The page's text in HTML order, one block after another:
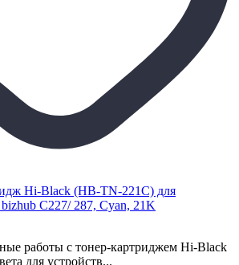
работы с тонер-картриджем Hi-Black
для устройств...